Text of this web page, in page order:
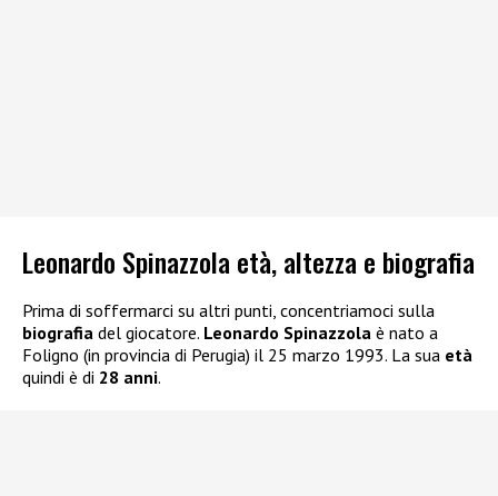
Leonardo Spinazzola età, altezza e biografia
Prima di soffermarci su altri punti, concentriamoci sulla
biografia del giocatore. Leonardo Spinazzola è nato a
Foligno (in provincia di Perugia) il 25 marzo 1993. La sua età
quindi è di 28 anni.